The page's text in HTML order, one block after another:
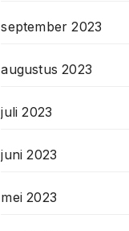
september 2023
augustus 2023
juli 2023
juni 2023
mei 2023